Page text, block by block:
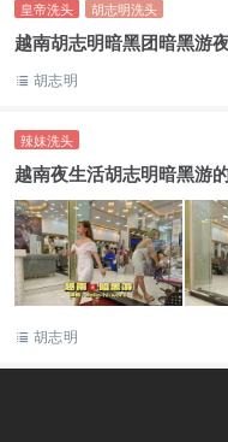
皇帝洗头 胡志明洗头
越南胡志明暗黑团暗黑游
胡志明
辣妹洗头
越南夜生活胡志明暗黑游
胡志明